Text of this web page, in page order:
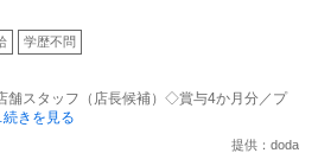
多数
学歴不問
舗スタッフ（店長候補）◇賞与4か月分／プ
続きを見る
提供：doda